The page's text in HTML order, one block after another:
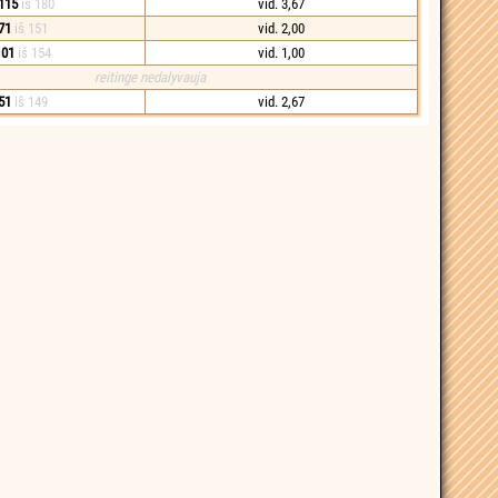
iš 180
vid. 3,67
iš 151
vid. 2,00
iš 154
vid. 1,00
reitinge nedalyvauja
iš 149 vid. 2,67